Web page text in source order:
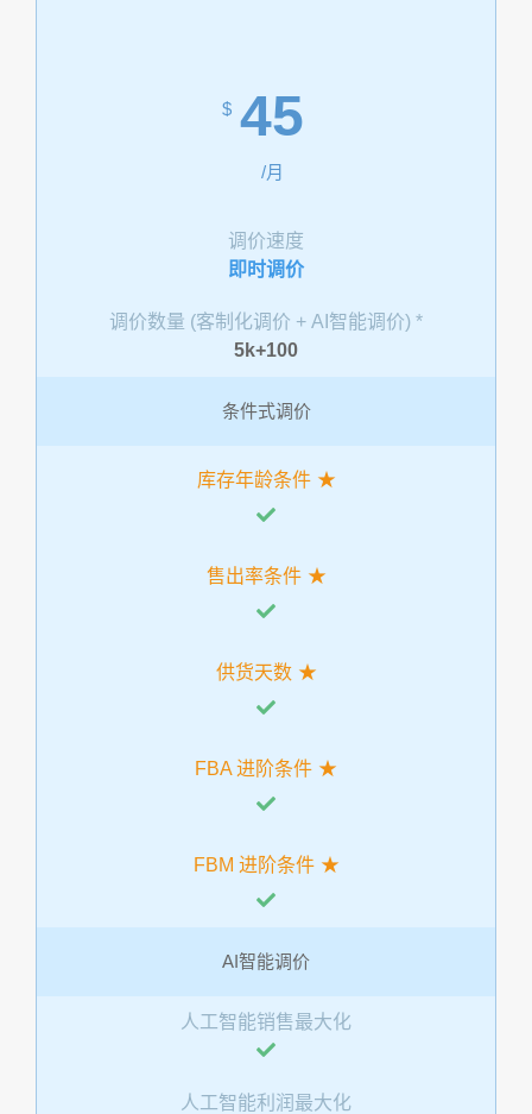
$ 45
/月
调价速度
即时调价
调价数量 (客制化调价 + AI智能调价) *
5k+100
条件式调价
库存年龄条件
售出率条件
供货天数
FBA 进阶条件
FBM 进阶条件
AI智能调价
人工智能销售最大化
人工智能利润最大化